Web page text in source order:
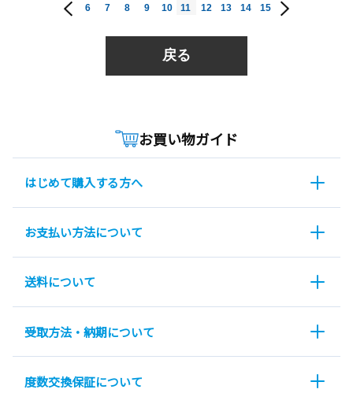
6 7 8 9 10 11 12 13 14 15
戻る
お買い物ガイド
はじめて購入する方へ
お支払い方法について
送料について
受取方法・納期について
度数交換保証について